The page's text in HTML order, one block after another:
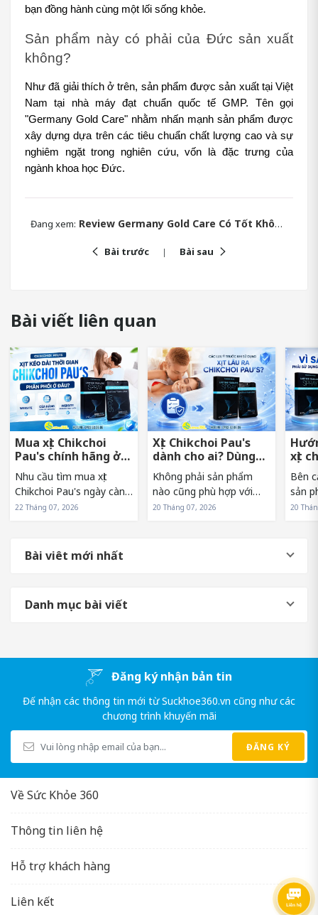
bạn đồng hành cùng một lối sống khỏe.
Sản phẩm này có phải của Đức sản xuất
không?
Như đã giải thích ở trên, sản phẩm được sản xuất tại Việt
Nam tại nhà máy đạt chuẩn quốc tế GMP. Tên gọi
"Germany Gold Care" nhằm nhấn mạnh sản phẩm được
xây dựng dựa trên các tiêu chuẩn chất lượng cao và sự
nghiêm ngặt trong nghiên cứu, vốn là đặc trưng của
ngành khoa học Đức.
Đang xem: Review Germany Gold Care Có Tốt Không Hay Chỉ Là Lời Đồn?
Bài trước Bài sau
Bài viết liên quan
Mua xịt Chikchoi
Pau's chính hãng ở
đâu tránh hàng giả?
Nhu cầu tìm mua xịt
Chikchoi Pau's ngày càng
tăng khiến sản phẩm
nhiên, điều này cũng
22 Tháng 07, 2026
Xịt Chikchoi Pau's
dành cho ai? Dùng
có nóng rát không?
Không phải sản phẩm
nào cũng phù hợp với
mọi đối tượng. Vì vậy,
20 Tháng 07, 2026
xịt
sớm
Bên
sản
sử
và
20
Bài viêt mới nhất
Danh mục bài viết
Đăng ký nhận bản tin
Đế nhận các thông tin mới từ Suckhoe360.vn cũng như các
chương trình khuyến mãi
ĐĂNG KÝ
Về Sức Khỏe 360
Thông tin liên hệ
Hỗ trợ khách hàng
Liên kết